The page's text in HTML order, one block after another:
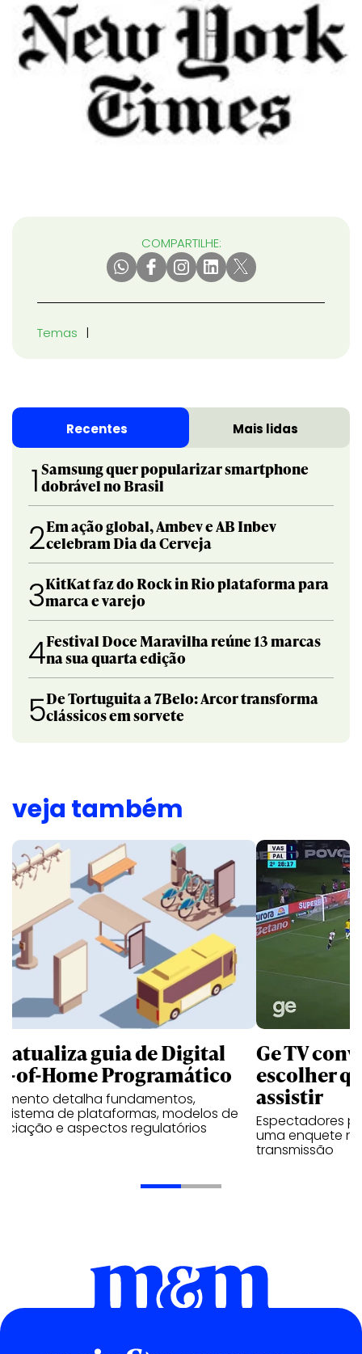
COMPARTILHE:
Temas
Recentes Mais lidas
1 Samsung quer popularizar smartphone
dobrável no Brasil
2Em ação global, Ambev e AB Inbev
celebram Dia da Cerveja
3KitKat faz do Rock in Rio plataforma para
marca e varejo
4Festival Doce Maravilha reúne 13 marcas
na sua quarta edição
5De Tortuguita a 7Belo: Arcor transforma
clássicos em sorvete
veja também
atualiza guia de Digital
of-Home Programático
detalha fundamentos,
de plataformas, modelos de
e aspectos regulatórios
Ge TV
escolher
assistir
Espectadores
uma enquete
transmissão